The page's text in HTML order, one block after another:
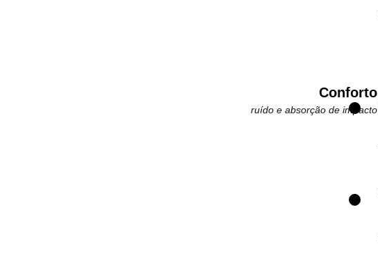
Conforto
ruído e absorção de impacto